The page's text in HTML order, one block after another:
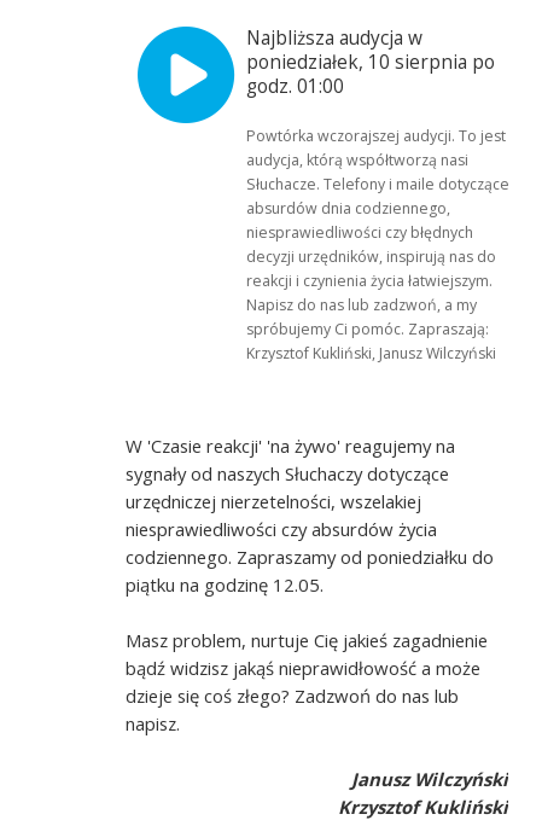
Najbliższa audycja w
poniedziałek, 10 sierpnia po
godz. 01:00
Powtórka wczorajszej audycji. To jest
audycja, którą współtworzą nasi
Słuchacze. Telefony i maile dotyczące
absurdów dnia codziennego,
niesprawiedliwości czy błędnych
decyzji urzędników, inspirują nas do
reakcji i czynienia życia łatwiejszym.
Napisz do nas lub zadzwoń, a my
spróbujemy Ci pomóc. Zapraszają:
Krzysztof Kukliński, Janusz Wilczyński
W 'Czasie reakcji' 'na żywo' reagujemy na
sygnały od naszych Słuchaczy dotyczące
urzędniczej nierzetelności, wszelakiej
niesprawiedliwości czy absurdów życia
codziennego. Zapraszamy od poniedziałku do
piątku na godzinę 12.05.
Masz problem, nurtuje Cię jakieś zagadnienie
bądź widzisz jakąś nieprawidłowość a może
dzieje się coś złego? Zadzwoń do nas lub
napisz.
Janusz Wilczyński
Krzysztof Kukliński